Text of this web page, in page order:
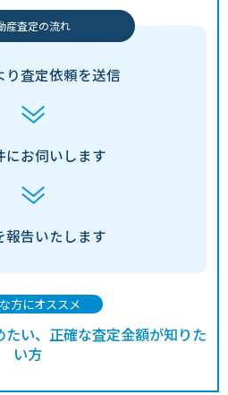
産査定の流れ
り査定依頼を送信
にお伺いします
報告いたします
方にオススメ
い、正確な査定金額が知りた
い方